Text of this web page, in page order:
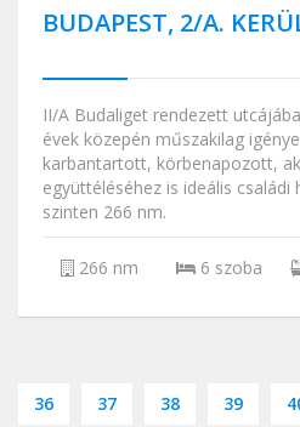
BUDAPEST, 2/A.
II/A Budaliget rendezett
évek közepén műszakilag
karbantartott, körbenapozott,
együttéléséhez is ideális családi
szinten 266 nm.
266 nm 6 szoba
36 37 38 39